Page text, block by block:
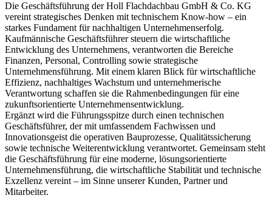
Die Geschäftsführung der Holl Flachdachbau GmbH & Co. KG
vereint strategisches Denken mit technischem Know-how – ein
starkes Fundament für nachhaltigen Unternehmenserfolg.
Kaufmännische Geschäftsführer steuern die wirtschaftliche
Entwicklung des Unternehmens, verantworten die Bereiche
Finanzen, Personal, Controlling sowie strategische
Unternehmensführung. Mit einem klaren Blick für wirtschaftliche
Effizienz, nachhaltiges Wachstum und unternehmerische
Verantwortung schaffen sie die Rahmenbedingungen für eine
zukunftsorientierte Unternehmensentwicklung.
Ergänzt wird die Führungsspitze durch einen technischen
Geschäftsführer, der mit umfassendem Fachwissen und
Innovationsgeist die operativen Bauprozesse, Qualitätssicherung
sowie technische Weiterentwicklung verantwortet. Gemeinsam steht
die Geschäftsführung für eine moderne, lösungsorientierte
Unternehmensführung, die wirtschaftliche Stabilität und technische
Exzellenz vereint – im Sinne unserer Kunden, Partner und
Mitarbeiter.